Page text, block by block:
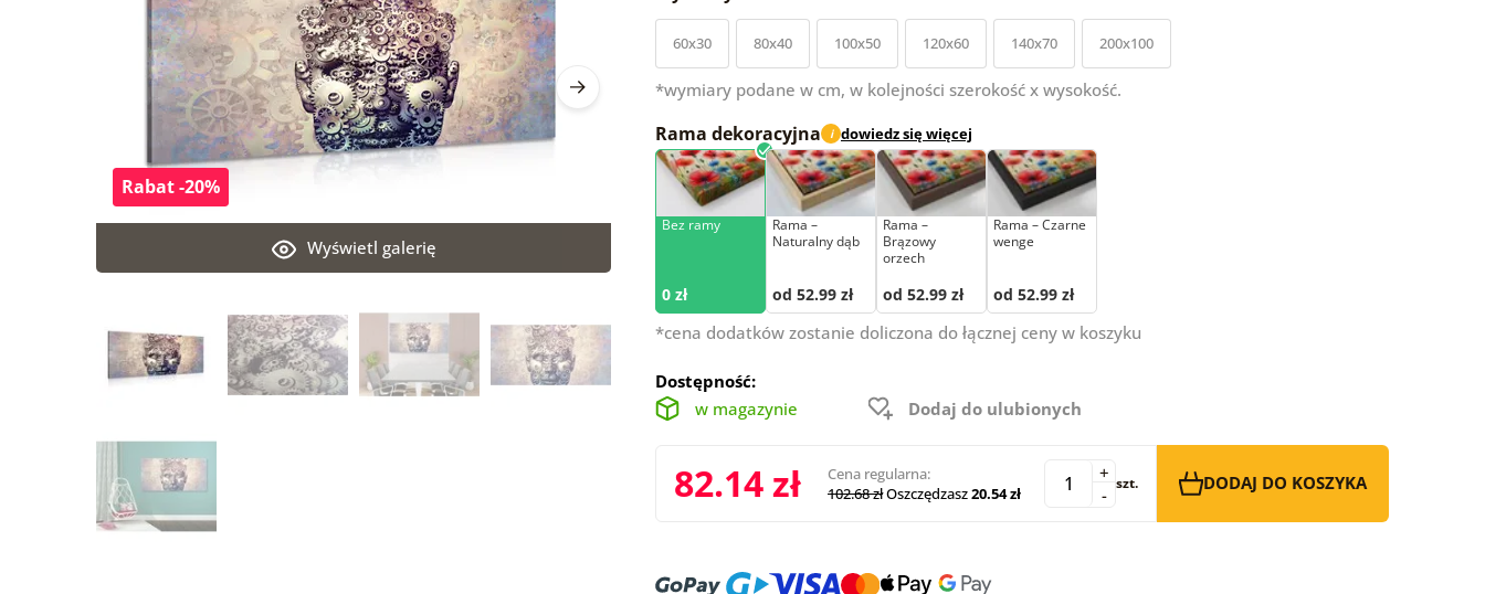
Wyświetl galerię
Rabat -20%
60x30 80x40 100x50 120x60 140x70 200x100
*wymiary podane w cm, w kolejności szerokość x wysokość.
Rama dekoracyjna i dowiedz się więcej
Bez ramy
0 zł
Rama –
Naturalny dąb
od 52.99 zł
Rama –
Brązowy
orzech
od 52.99 zł
Rama – Czarne
wenge
od 52.99 zł
*cena dodatków zostanie doliczona do łącznej ceny w koszyku
Dostępność:
w magazynie
Dodaj do ulubionych
82.14 zł
Cena regularna:
102.68 złOszczędzasz20.54 zł -
+ szt. DODAJ DO KOSZYKA